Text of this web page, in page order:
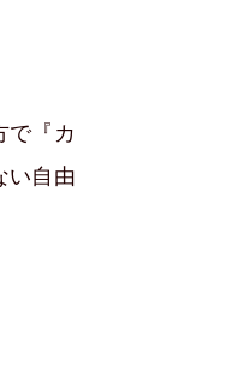
で『カ
い自由